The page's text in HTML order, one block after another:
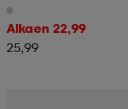
Alkaen 22,99
25,99